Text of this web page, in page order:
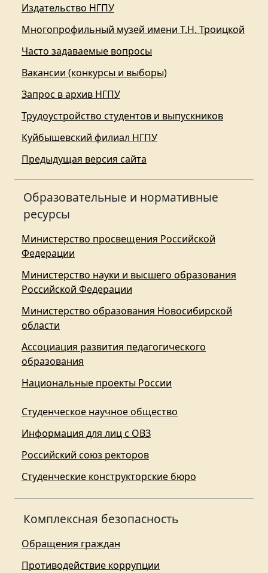
Издательство НГПУ
Многопрофильный музей имени Т.Н. Троицкой
Часто задаваемые вопросы
Вакансии (конкурсы и выборы)
Запрос в архив НГПУ
Трудоустройство студентов и выпускников
Куйбышевский филиал НГПУ
Предыдущая версия сайта
Образовательные и нормативные
ресурсы
Министерство просвещения Российской
Федерации
Министерство науки и высшего образования
Российской Федерации
Министерство образования Новосибирской
области
Ассоциация развития педагогического
образования
Национальные проекты России
Студенческое научное общество
Информация для лиц с ОВЗ
Российский союз ректоров
Студенческие конструкторские бюро
Комплексная безопасность
Обращения граждан
Противодействие коррупции